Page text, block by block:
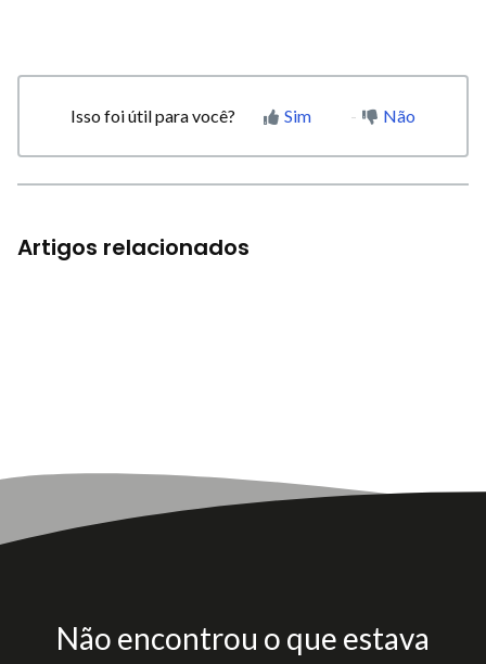
Isso foi útil para você? Sim Não
Artigos relacionados
Não encontrou o que estava